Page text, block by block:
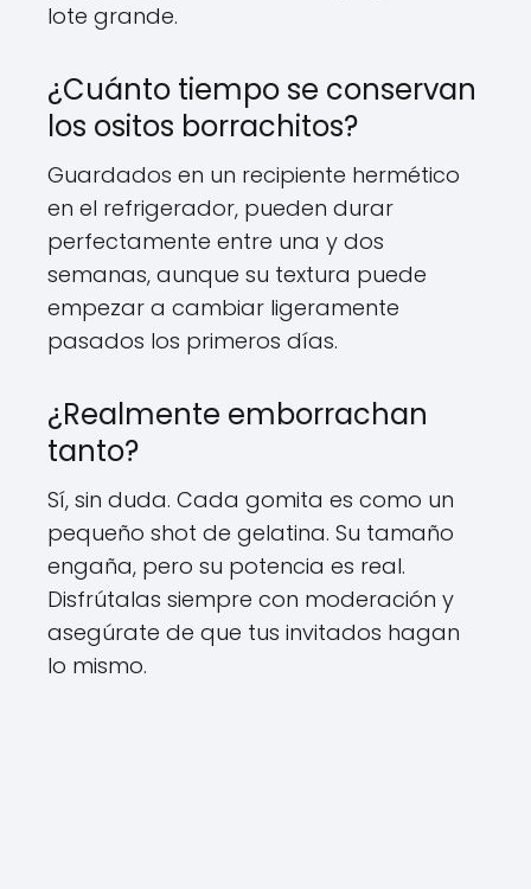
lote grande.
¿Cuánto tiempo se conservan
los ositos borrachitos?
Guardados en un recipiente hermético
en el refrigerador, pueden durar
perfectamente entre una y dos
semanas, aunque su textura puede
empezar a cambiar ligeramente
pasados los primeros días.
¿Realmente emborrachan
tanto?
Sí, sin duda. Cada gomita es como un
pequeño shot de gelatina. Su tamaño
engaña, pero su potencia es real.
Disfrútalas siempre con moderación y
asegúrate de que tus invitados hagan
lo mismo.